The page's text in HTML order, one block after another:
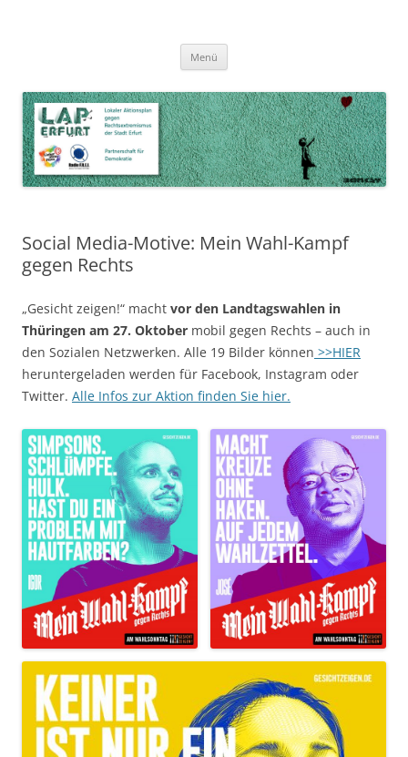
Lokaler Aktionsplan gegen Rechtsextremismus der Stadt Erfurt – Zur
Stärkung der Vielfalt, Toleranz und Demokratie
Menü
Social Media-Motive: Mein Wahl-Kampf
gegen Rechts
„Gesicht zeigen!“ macht vor den Landtagswahlen in
Thüringen am 27. Oktober mobil gegen Rechts – auch in
den Sozialen Netzwerken. Alle 19 Bilder können >>HIER
heruntergeladen werden für Facebook, Instagram oder
Twitter. Alle Infos zur Aktion finden Sie hier.